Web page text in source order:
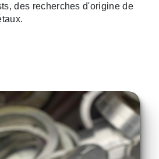
des recherches d'origine de